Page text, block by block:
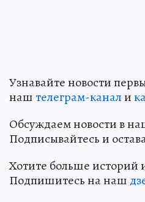
Узнавайте новости
наштелеграм-канали
Обсуждаем новости в
Подписывайтесь и
Хотите больше историй
Подпишитесь на наш